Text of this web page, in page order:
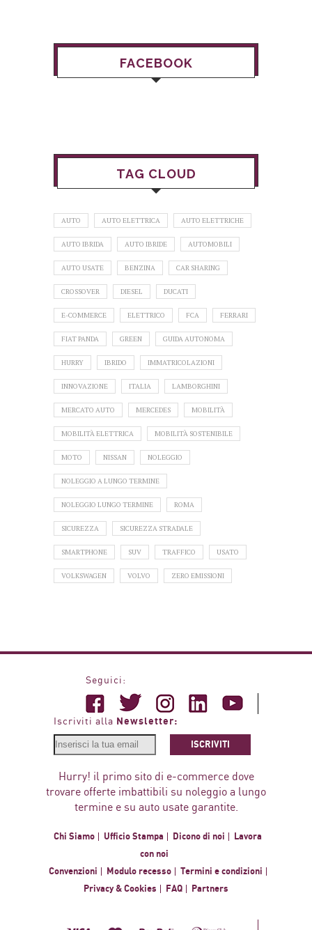
FACEBOOK
TAG CLOUD
AUTO AUTO ELETTRICA AUTO ELETTRICHE
AUTO IBRIDA AUTO IBRIDE AUTOMOBILI
AUTO USATE BENZINA CAR SHARING
CROSSOVER DIESEL DUCATI
E-COMMERCE ELETTRICO FCA FERRARI
FIAT PANDA GREEN GUIDA AUTONOMA
HURRY IBRIDO IMMATRICOLAZIONI
INNOVAZIONE ITALIA LAMBORGHINI
MERCATO AUTO MERCEDES MOBILITÀ
MOBILITÀ ELETTRICA MOBILITÀ SOSTENIBILE
MOTO NISSAN NOLEGGIO
NOLEGGIO A LUNGO TERMINE
NOLEGGIO LUNGO TERMINE ROMA
SICUREZZA SICUREZZA STRADALE
SMARTPHONE SUV TRAFFICO USATO
VOLKSWAGEN VOLVO ZERO EMISSIONI
Seguici:
Iscriviti alla Newsletter:
ISCRIVITI
Hurry! il primo sito di e-commerce dove
trovare offerte imbattibili su noleggio a lungo
termine e su auto usate garantite.
Chi Siamo Ufficio Stampa Dicono di noi
Lavora
con noi
Convenzioni
Modulo recesso
Termini e condizioni
Privacy & Cookies
FAQ Partners